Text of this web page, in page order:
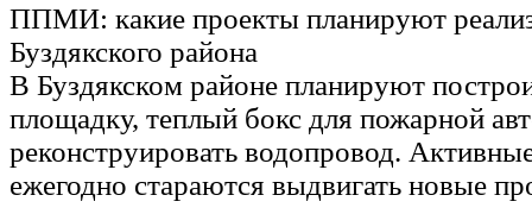
ППМИ: какие проекты планируют
Буздякского района
В Буздякском районе планируют
площадку, теплый бокс для пожарной
реконструировать водопровод.
ежегодно стараются выдвигать новые